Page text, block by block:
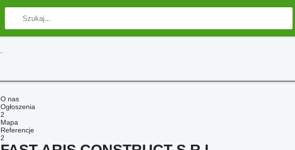
O nas
Ogłoszenia
2
Mapa
Referencje
2